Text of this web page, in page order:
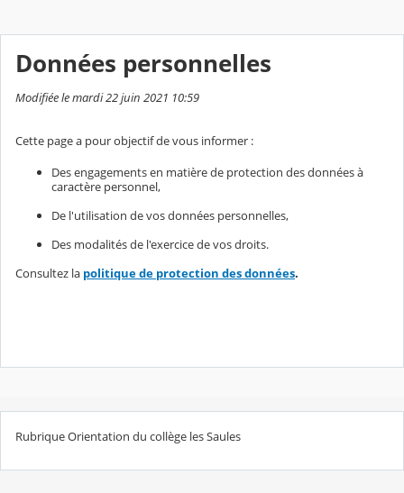
Données personnelles
Modifiée le mardi 22 juin 2021 10:59
Cette page a pour objectif de vous informer :
Des engagements en matière de protection des données à
caractère personnel,
De l'utilisation de vos données personnelles,
Des modalités de l'exercice de vos droits.
Consultez la politique de protection des données.
Rubrique Orientation du collège les Saules